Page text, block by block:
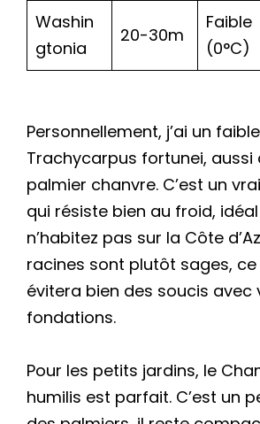
Washin
gtonia
20-30m
Faible
(0°C)
Personnellement, j’ai un
Trachycarpus fortunei, aussi
palmier chanvre. C’est un
qui résiste bien au froid,
n’habitez pas sur la Côte
racines sont plutôt sages, ce
évitera bien des soucis avec
fondations.
Pour les petits jardins, le
humilis est parfait. C’est un